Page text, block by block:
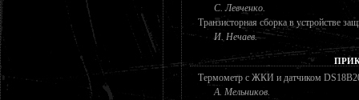
С. Левченко.
Транзисторная сборка в устройстве
И. Нечаев.
Термометр с ЖКИ и датчиком
А. Мельников.